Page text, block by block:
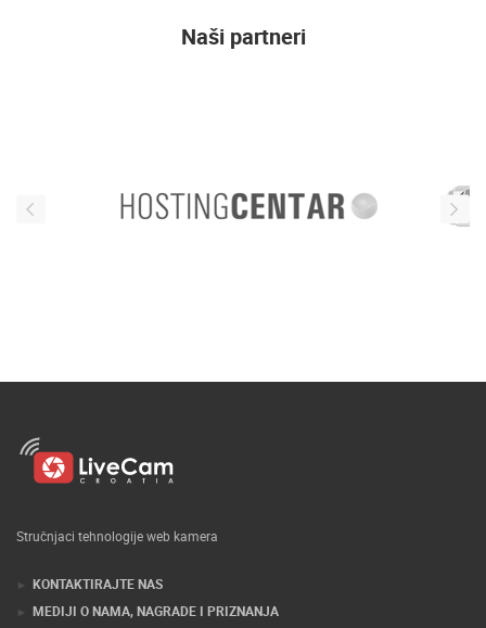
Naši partneri
Stručnjaci tehnologije web kamera
KONTAKTIRAJTE NAS
MEDIJI O NAMA, NAGRADE I PRIZNANJA